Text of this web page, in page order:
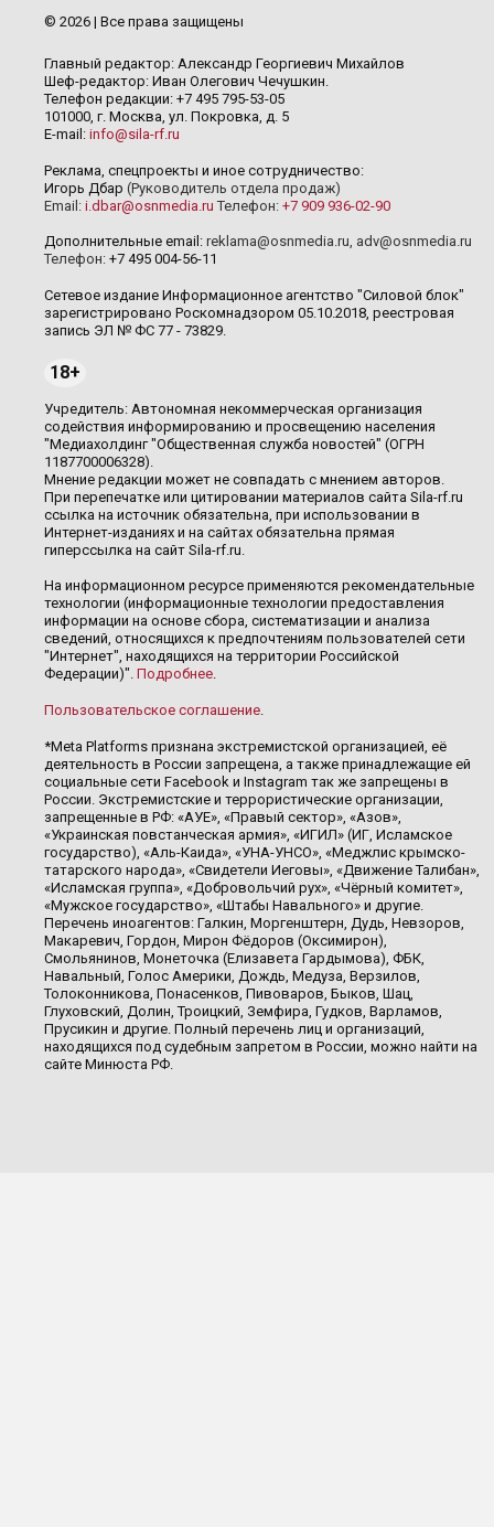
© 2026 | Все права защищены
Главный редактор: Александр Георгиевич Михайлов
Шеф-редактор: Иван Олегович Чечушкин.
Телефон редакции: +7 495 795-53-05
101000, г. Москва, ул. Покровка, д. 5
E-mail: info@sila-rf.ru
Реклама, спецпроекты и иное сотрудничество:
Игорь Дбар (Руководитель отдела продаж)
Email: i.dbar@osnmedia.ru Телефон: +7 909 936-02-90
Дополнительные email: reklama@osnmedia.ru, adv@osnmedia.ru
Телефон: +7 495 004-56-11
Сетевое издание Информационное агентство "Силовой блок"
зарегистрировано Роскомнадзором 05.10.2018, реестровая
запись ЭЛ № ФС 77 - 73829.
18+
Учредитель: Автономная некоммерческая организация
содействия информированию и просвещению населения
"Медиахолдинг "Общественная служба новостей" (ОГРН
1187700006328).
Мнение редакции может не совпадать с мнением авторов.
При перепечатке или цитировании материалов сайта Sila-rf.ru
ссылка на источник обязательна, при использовании в
Интернет-изданиях и на сайтах обязательна прямая
гиперссылка на сайт Sila-rf.ru.
На информационном ресурсе применяются рекомендательные
технологии (информационные технологии предоставления
информации на основе сбора, систематизации и анализа
сведений, относящихся к предпочтениям пользователей сети
"Интернет", находящихся на территории Российской
Федерации)". Подробнее.
Пользовательское соглашение.
*Meta Platforms признана экстремистской организацией, её
деятельность в России запрещена, а также принадлежащие ей
социальные сети Facebook и Instagram так же запрещены в
России. Экстремистские и террористические организации,
запрещенные в РФ: «АУЕ», «Правый сектор», «Азов»,
«Украинская повстанческая армия», «ИГИЛ» (ИГ, Исламское
государство), «Аль-Каида», «УНА-УНСО», «Меджлис крымско-
татарского народа», «Свидетели Иеговы», «Движение Талибан»,
«Исламская группа», «Добровольчий рух», «Чёрный комитет»,
«Мужское государство», «Штабы Навального» и другие.
Перечень иноагентов: Галкин, Моргенштерн, Дудь, Невзоров,
Макаревич, Гордон, Мирон Фёдоров (Оксимирон),
Смольянинов, Монеточка (Елизавета Гардымова), ФБК,
Навальный, Голос Америки, Дождь, Медуза, Верзилов,
Толоконникова, Понасенков, Пивоваров, Быков, Шац,
Глуховский, Долин, Троицкий, Земфира, Гудков, Варламов,
Прусикин и другие. Полный перечень лиц и организаций,
находящихся под судебным запретом в России, можно найти на
сайте Минюста РФ.